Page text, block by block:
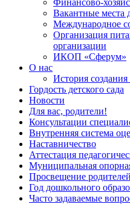
Финансово-
Вакантные места
Международное
Организация
организации
ИКОП «Сферум»
О нас
История создания
Гордость детского сада
Новости
Для вас, родители!
Консультации
Внутренняя система
Наставничество
Аттестация
Муниципальная
Просвещение родителей
Год дошкольного
Часто задаваемые